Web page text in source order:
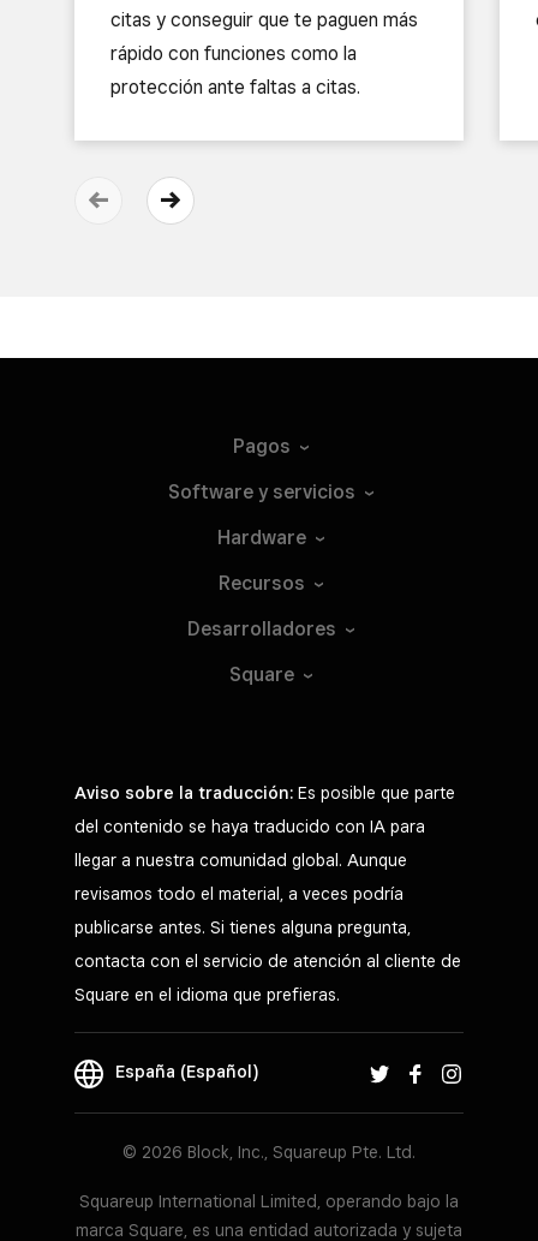
citas y conseguir que te paguen más
rápido con funciones como la
protección ante faltas a citas.
Pagos
Software y servicios
Hardware
Recursos
Desarrolladores
Square
Aviso sobre la traducción: Es posible que parte
del contenido se haya traducido con IA para
llegar a nuestra comunidad global. Aunque
revisamos todo el material, a veces podría
publicarse antes. Si tienes alguna pregunta,
contacta con el servicio de atención al cliente de
Square en el idioma que prefieras.
España (Español)
© 2026 Block, Inc., Squareup Pte. Ltd.
Squareup International Limited, operando bajo la
marca Square, es una entidad autorizada y sujeta